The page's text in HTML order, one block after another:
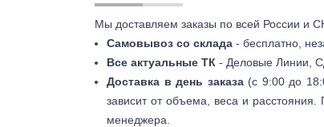
Мы доставляем заказы по всей России и
Самовывоз со склада - бесплатно,
Все актуальные ТК - Деловые Линии,
Доставка в день заказа(с 9:00 до
зависит от объема, веса и расстояния.
менеджера.